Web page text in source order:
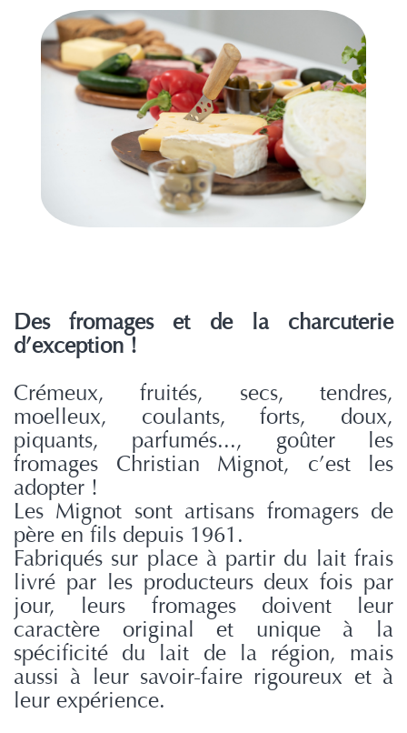
Des fromages et de la charcuterie
d’exception !
Crémeux, fruités, secs, tendres,
moelleux, coulants, forts, doux,
piquants, parfumés..., goûter les
fromages Christian Mignot, c’est les
adopter !
Les Mignot sont artisans fromagers de
père en fils depuis 1961.
Fabriqués sur place à partir du lait frais
livré par les producteurs deux fois par
jour, leurs fromages doivent leur
caractère original et unique à la
spécificité du lait de la région, mais
aussi à leur savoir-faire rigoureux et à
leur expérience.